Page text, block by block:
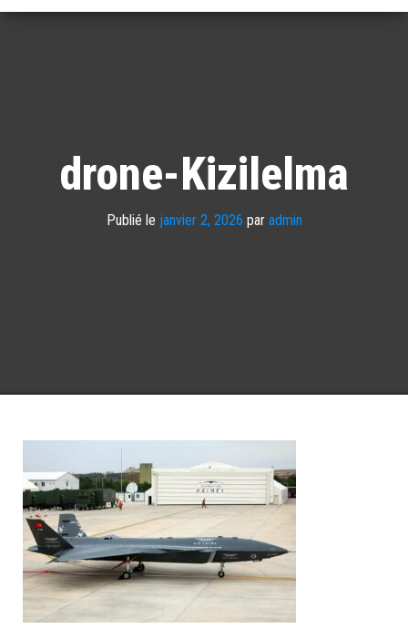
drone-Kizilelma
Publié le janvier 2, 2026 par admin